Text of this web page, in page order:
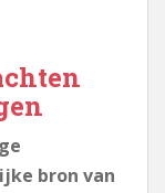
bron van